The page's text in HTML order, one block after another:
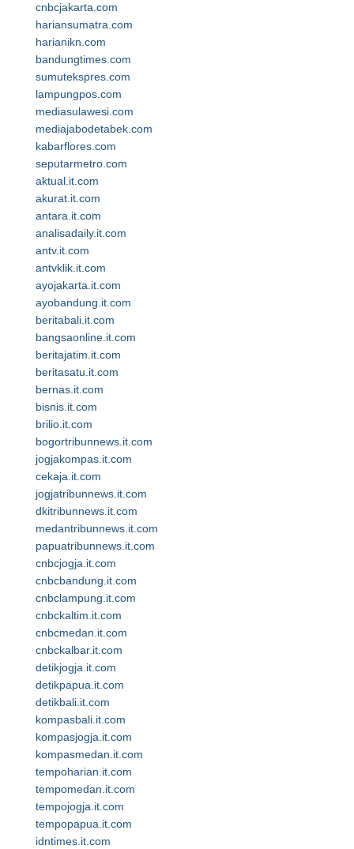
cnbcjakarta.com
hariansumatra.com
harianikn.com
bandungtimes.com
sumutekspres.com
lampungpos.com
mediasulawesi.com
mediajabodetabek.com
kabarflores.com
seputarmetro.com
aktual.it.com
akurat.it.com
antara.it.com
analisadaily.it.com
antv.it.com
antvklik.it.com
ayojakarta.it.com
ayobandung.it.com
beritabali.it.com
bangsaonline.it.com
beritajatim.it.com
beritasatu.it.com
bernas.it.com
bisnis.it.com
brilio.it.com
bogortribunnews.it.com
jogjakompas.it.com
cekaja.it.com
jogjatribunnews.it.com
dkitribunnews.it.com
medantribunnews.it.com
papuatribunnews.it.com
cnbcjogja.it.com
cnbcbandung.it.com
cnbclampung.it.com
cnbckaltim.it.com
cnbcmedan.it.com
cnbckalbar.it.com
detikjogja.it.com
detikpapua.it.com
detikbali.it.com
kompasbali.it.com
kompasjogja.it.com
kompasmedan.it.com
tempoharian.it.com
tempomedan.it.com
tempojogja.it.com
tempopapua.it.com
idntimes.it.com